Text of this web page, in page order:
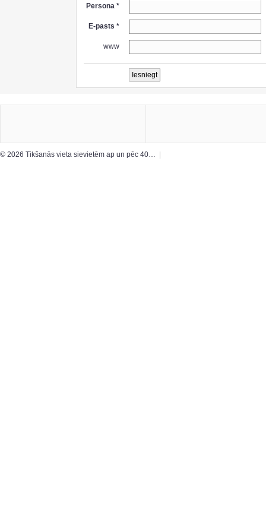
Persona *
E-pasts *
www
© 2026 Tikšanās vieta sievietēm ap un pēc 40…